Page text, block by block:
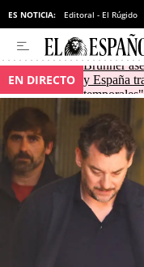
ES NOTICIA: Editoral - El Rúgido
EN DIRECTO
Brunner
y España
temporales"